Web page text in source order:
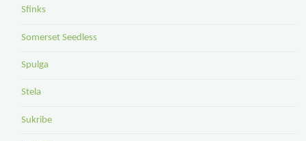
Sfinks
Somerset Seedless
Spulga
Stela
Sukribe